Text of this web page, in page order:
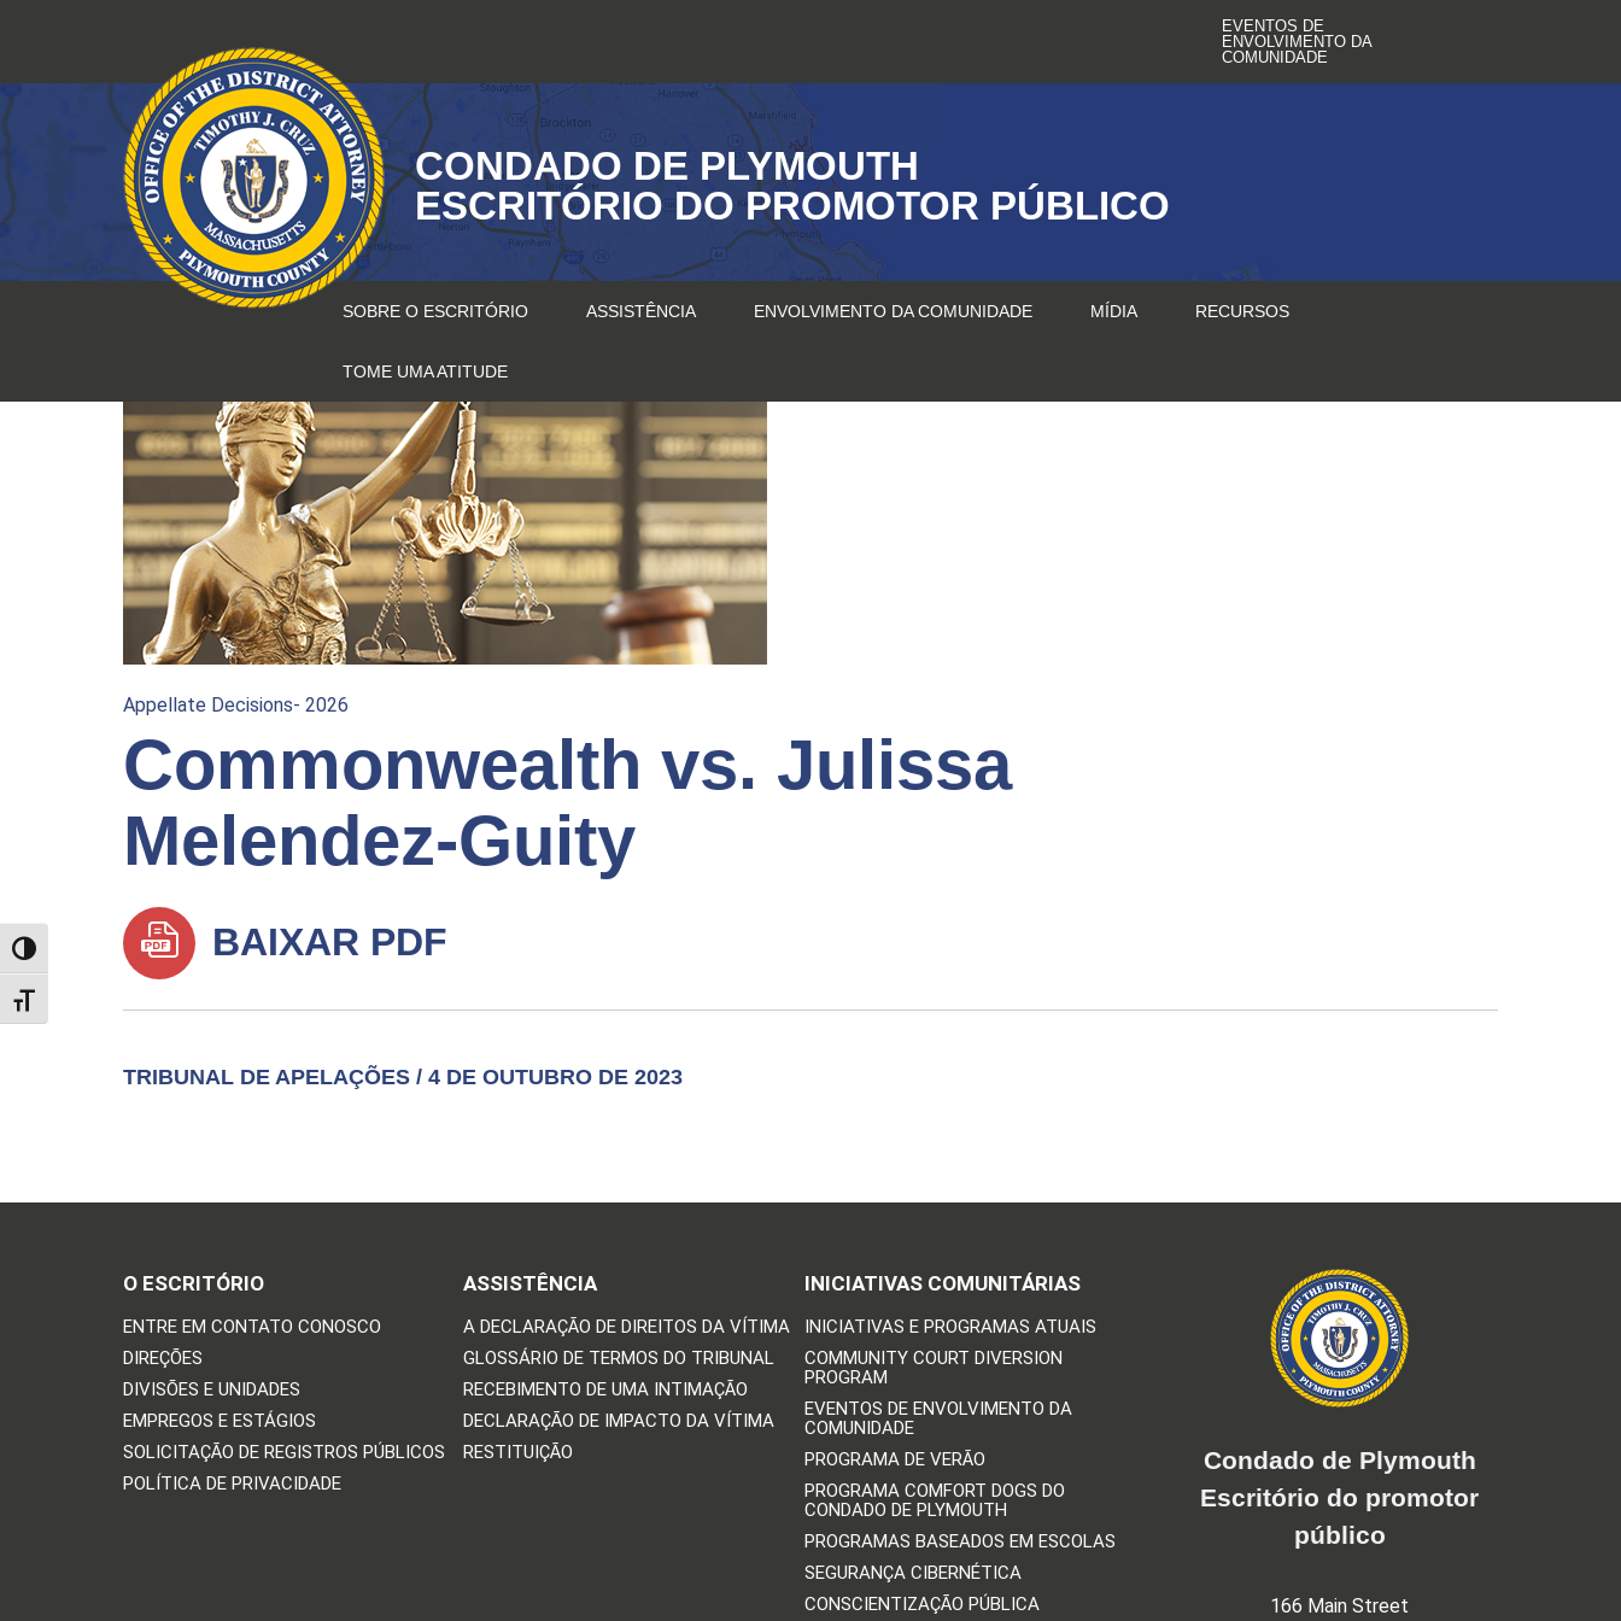
TOGGLE HIGH CONTRAST
TOGGLE FONT SIZE
conteúdo
EVENTOS DE
ENVOLVIMENTO DA
COMUNIDADE
CONDADO DE PLYMOUTH
ESCRITÓRIO DO PROMOTOR PÚBLICO
SOBRE O ESCRITÓRIO ASSISTÊNCIA ENVOLVIMENTO DA COMUNIDADE MÍDIA RECURSOS
TOME UMA ATITUDE
Appellate Decisions- 2026
Commonwealth vs. Julissa
Melendez-Guity
BAIXAR PDF
TRIBUNAL DE APELAÇÕES / 4 DE OUTUBRO DE 2023
O ESCRITÓRIO
ENTRE EM CONTATO CONOSCO
DIREÇÕES
DIVISÕES E UNIDADES
EMPREGOS E ESTÁGIOS
SOLICITAÇÃO DE REGISTROS PÚBLICOS
POLÍTICA DE PRIVACIDADE
ASSISTÊNCIA
A DECLARAÇÃO DE DIREITOS DA VÍTIMA
GLOSSÁRIO DE TERMOS DO TRIBUNAL
RECEBIMENTO DE UMA INTIMAÇÃO
DECLARAÇÃO DE IMPACTO DA VÍTIMA
RESTITUIÇÃO
INICIATIVAS COMUNITÁRIAS
INICIATIVAS E PROGRAMAS ATUAIS
COMMUNITY COURT DIVERSION
PROGRAM
EVENTOS DE ENVOLVIMENTO DA
COMUNIDADE
PROGRAMA DE VERÃO
PROGRAMA COMFORT DOGS DO
CONDADO DE PLYMOUTH
PROGRAMAS BASEADOS EM ESCOLAS
SEGURANÇA CIBERNÉTICA
CONSCIENTIZAÇÃO PÚBLICA
Condado de Plymouth
Escritório do promotor
público
166 Main Street